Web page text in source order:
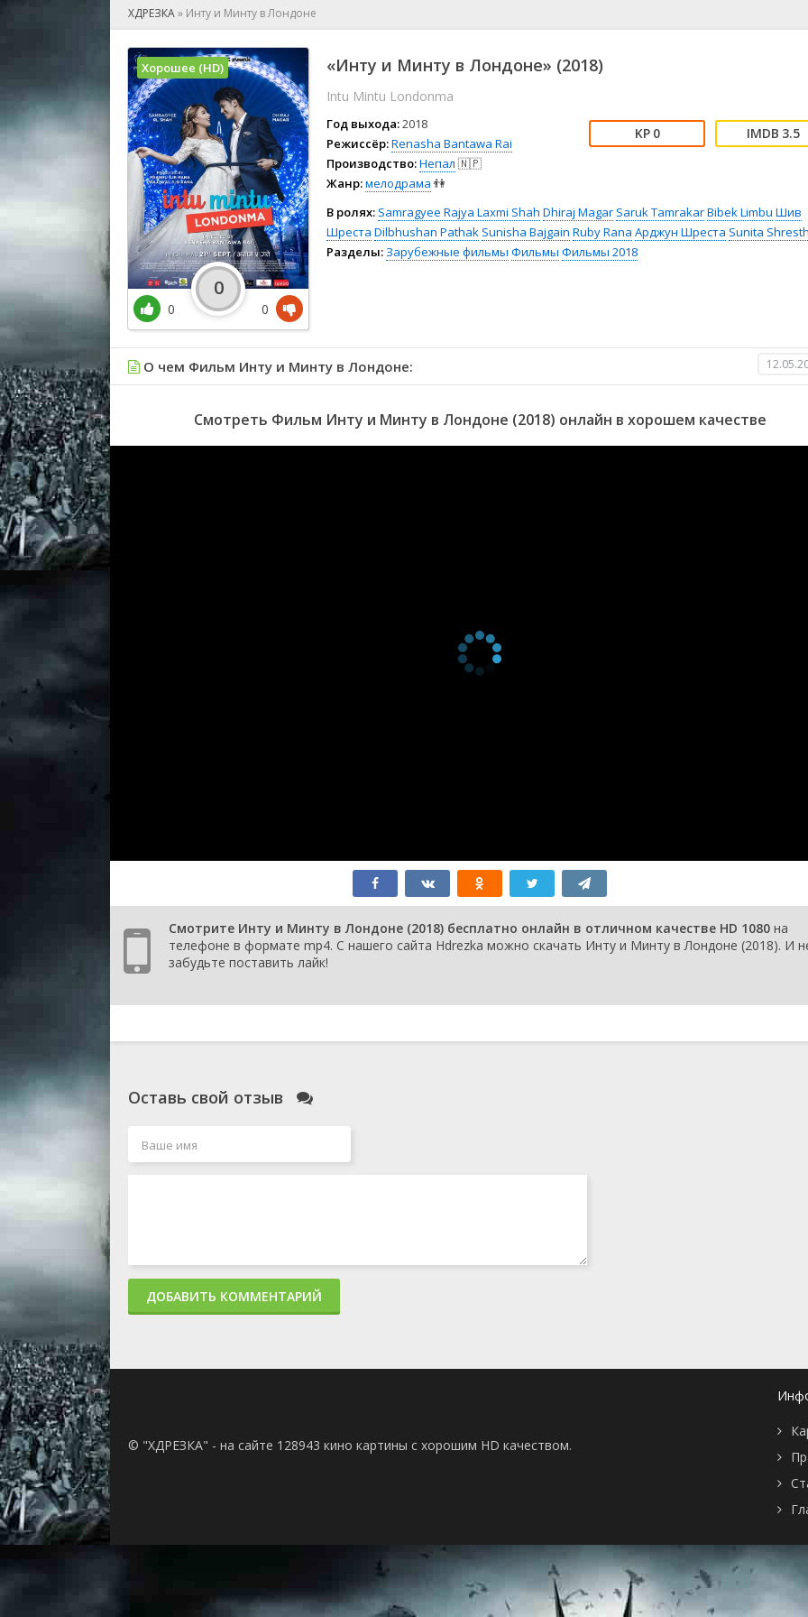
🕺 Мюзикл
👨‍💼 Новости
👨‍💻 Реальное тв
🎤 Ток-шоу
😱 Ужасы
🧙‍♀️ Фантастика
🤠 Фильм-нуар
🧝‍♂️ Фэнтези
🏅 Церемония
ХДРЕЗКА» Инту и Минту в Лондоне
«Инту и Минту в Лондоне» (2018)
Intu Mintu Londonma
Год выхода:2018
Режиссёр:Renasha Bantawa Rai
Производство:Непал 🇳🇵
Жанр:мелодрама 👫
0 3.5
В ролях: Samragyee Rajya Laxmi Shah Dhiraj Magar Saruk TamrakarBibek Limbu Шив
Шреста Dilbhushan Pathak Sunisha Bajgain Ruby Rana Арджун Шреста Sunita
Разделы: Зарубежные фильмы Фильмы Фильмы 2018
Хорошее (HD)
0
0
0
О чем Фильм Инту и Минту в Лондоне:
Смотреть Фильм Инту и Минту в Лондоне (2018) онлайн в хорошем качестве
Смотрите Инту и Минту в Лондоне (2018) бесплатно онлайн в отличном качестве HD 1080 на
телефоне в формате mp4. С нашего сайта Hdrezka можно скачать Инту и Минту в Лондоне (2018). И
забудьте поставить лайк!
Оставь свой отзыв
ДОБАВИТЬ КОММЕНТАРИЙ
© "ХДРЕЗКА" - на сайте 128943 кино картины с хорошим HD качеством.